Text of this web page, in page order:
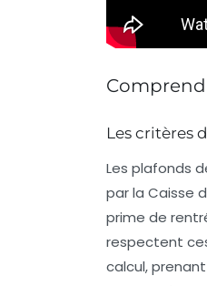
Les critères
Les plafonds
par la Caisse
prime de
respectent
calcul,